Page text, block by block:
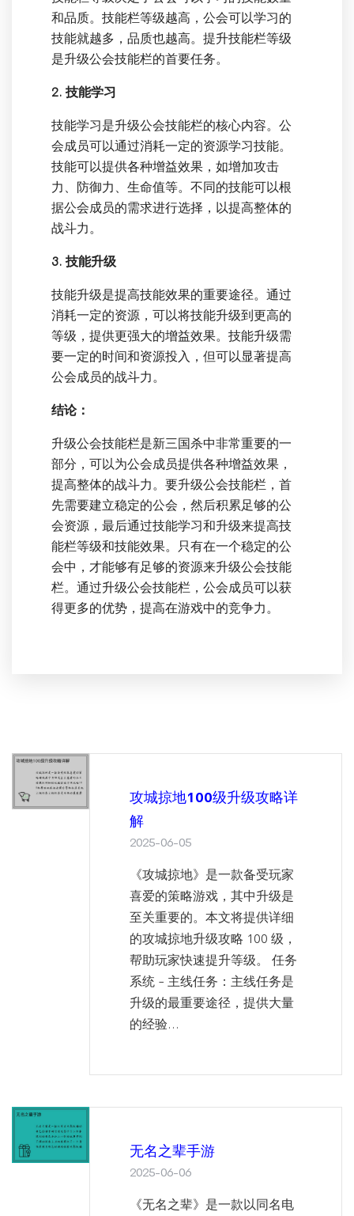
和品质。技能栏等级越高，公会可以学习的
技能就越多，品质也越高。提升技能栏等级
是升级公会技能栏的首要任务。
2. 技能学习
技能学习是升级公会技能栏的核心内容。公
会成员可以通过消耗一定的资源学习技能。
技能可以提供各种增益效果，如增加攻击
力、防御力、生命值等。不同的技能可以根
据公会成员的需求进行选择，以提高整体的
战斗力。
3. 技能升级
技能升级是提高技能效果的重要途径。通过
消耗一定的资源，可以将技能升级到更高的
等级，提供更强大的增益效果。技能升级需
要一定的时间和资源投入，但可以显著提高
公会成员的战斗力。
结论：
升级公会技能栏是新三国杀中非常重要的一
部分，可以为公会成员提供各种增益效果，
提高整体的战斗力。要升级公会技能栏，首
先需要建立稳定的公会，然后积累足够的公
会资源，最后通过技能学习和升级来提高技
能栏等级和技能效果。只有在一个稳定的公
会中，才能够有足够的资源来升级公会技能
栏。通过升级公会技能栏，公会成员可以获
得更多的优势，提高在游戏中的竞争力。
攻城掠地100级升级攻略详
解
2025-06-05
《攻城掠地》是一款备受玩家
喜爱的策略游戏，其中升级是
至关重要的。本文将提供详细
的攻城掠地升级攻略 100 级，
帮助玩家快速提升等级。 任务
系统 - 主线任务：主线任务是
升级的最重要途径，提供大量
的经验...
无名之辈手游
2025-06-06
《无名之辈》是一款以同名电